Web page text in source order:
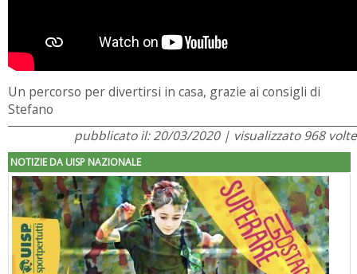
Un percorso per divertirsi in casa, grazie ai consigli di
Stefano
pubblicato il: 20/03/2020 | visualizzato 968 volte
NOTIZIE DA UISP NAZIONALE